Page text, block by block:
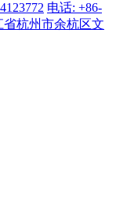
电话: +86-
省杭州市余杭区文